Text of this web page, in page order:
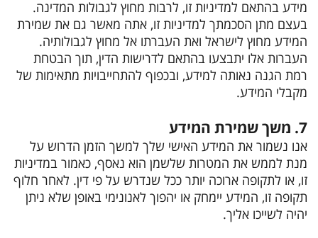
מידע בהתאם למדיניות זו, לרבות מחוץ לגבולות המדינה.
בעצם מתן הסכמתך למדיניות זו, אתה מאשר גם את שמירת
המידע מחוץ לישראל ואת העברתו אל מחוץ לגבולותיה.
העברות אלו יתבצעו בהתאם לדרישות הדין, תוך הבטחת
רמת הגנה נאותה למידע, ובכפוף להתחייבויות מתאימות של
מקבלי המידע.
7. משך שמירת המידע
אנו נשמור את המידע האישי שלך למשך הזמן הדרוש על
מנת לממש את המטרות שלשמן הוא נאסף, כאמור במדיניות
זו, או לתקופה ארוכה יותר ככל שנדרש על פי דין. לאחר חלוף
תקופה זו, המידע יימחק או יהפוך לאנונימי באופן שלא ניתן
יהיה לשייכו אליך.